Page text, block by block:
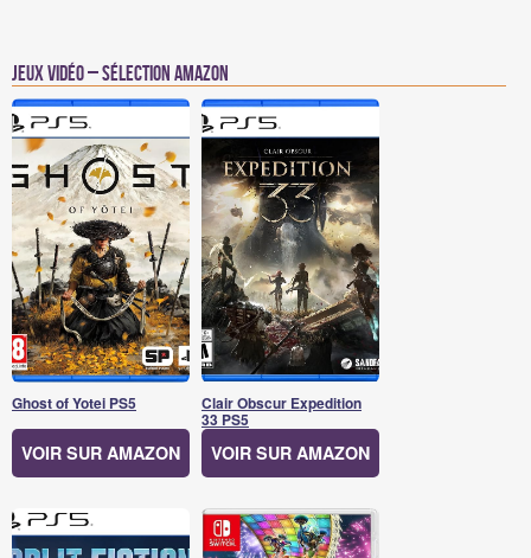
Jeux vidéo – Sélection Amazon
Ghost of Yotei PS5
VOIR SUR AMAZON
Clair Obscur Expedition
33 PS5
VOIR SUR AMAZON